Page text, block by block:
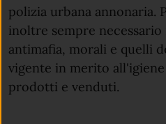
polizia urbana annonaria.
inoltre sempre
antimafia, morali e quelli
vigente in merito
prodotti e venduti.